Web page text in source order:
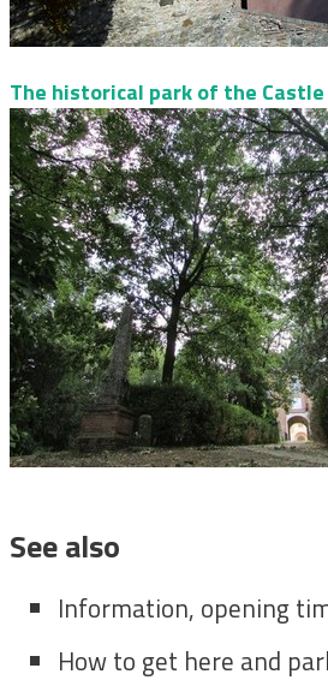
The historical park of the Castle
See also
Information, opening
How to get here and